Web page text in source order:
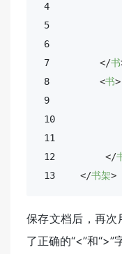
4
5
6
7 </书
8 <书>
9
12 </
13 </书架>
保存文档后，再次
了正确的“<”和“>”